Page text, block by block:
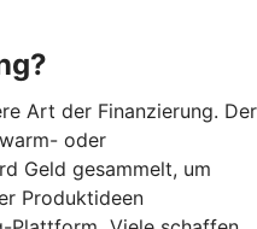
Art der Finanzierung. Der
oder
Geld gesammelt, um
Produktideen